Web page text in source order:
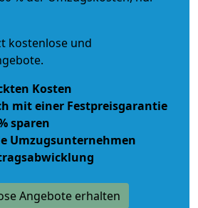
kostenlose und
Kosten
mit einer Festpreisgarantie
sparen
Umzugsunternehmen
Angebote erhalten